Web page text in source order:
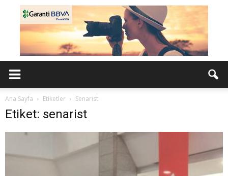
Ana Sayfa Etiketler Senarist
Etiket: senarist